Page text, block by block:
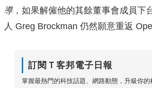
導， 如果解僱他的其餘董事會成員下
人 Greg Brockman 仍然願意重返
訂閱Ｔ客邦電子日報
掌握最熱門的科技話題、網路動態，升級你的